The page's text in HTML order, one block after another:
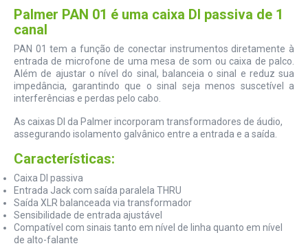
Palmer PAN 01 é uma caixa DI passiva de 1
canal
PAN 01 tem a função de conectar instrumentos diretamente à
entrada de microfone de uma mesa de som ou caixa de palco.
Além de ajustar o nível do sinal, balanceia o sinal e reduz sua
impedância, garantindo que o sinal seja menos suscetível a
interferências e perdas pelo cabo.
As caixas DI da Palmer incorporam transformadores de áudio,
assegurando isolamento galvânico entre a entrada e a saída.
Características:
Caixa DI passiva
Entrada Jack com saída paralela THRU
Saída XLR balanceada via transformador
Sensibilidade de entrada ajustável
Compatível com sinais tanto em nível de linha quanto em nível
de alto-falante